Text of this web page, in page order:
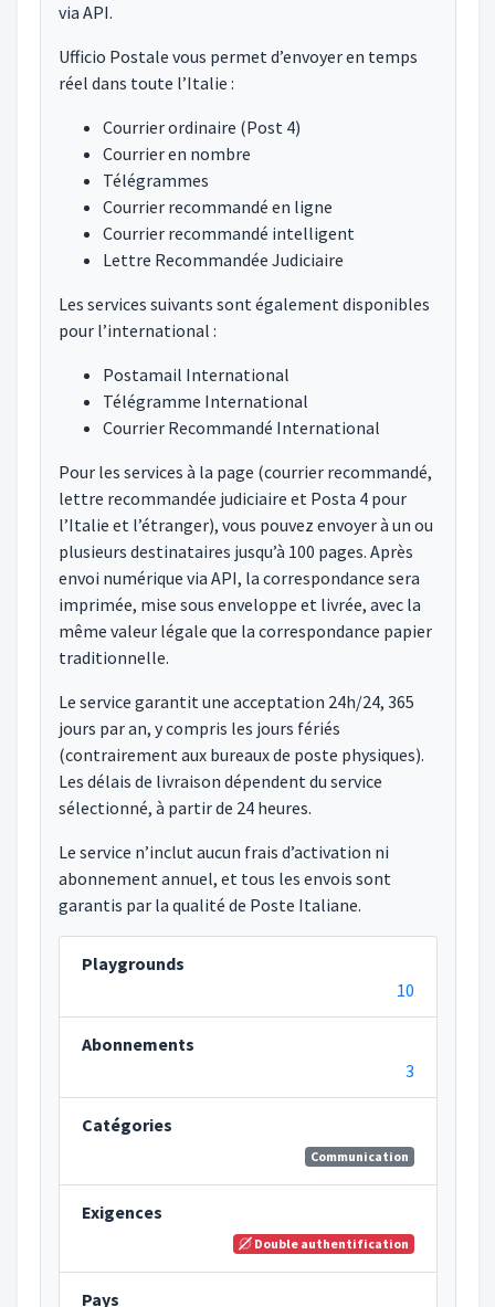
via API.
Ufficio Postale vous permet d’envoyer en temps
réel dans toute l’Italie :
Courrier ordinaire (Post 4)
Courrier en nombre
Télégrammes
Courrier recommandé en ligne
Courrier recommandé intelligent
Lettre Recommandée Judiciaire
Les services suivants sont également disponibles
pour l’international :
Postamail International
Télégramme International
Courrier Recommandé International
Pour les services à la page (courrier recommandé,
lettre recommandée judiciaire et Posta 4 pour
l’Italie et l’étranger), vous pouvez envoyer à un ou
plusieurs destinataires jusqu’à 100 pages. Après
envoi numérique via API, la correspondance sera
imprimée, mise sous enveloppe et livrée, avec la
même valeur légale que la correspondance papier
traditionnelle.
Le service garantit une acceptation 24h/24, 365
jours par an, y compris les jours fériés
(contrairement aux bureaux de poste physiques).
Les délais de livraison dépendent du service
sélectionné, à partir de 24 heures.
Le service n’inclut aucun frais d’activation ni
abonnement annuel, et tous les envois sont
garantis par la qualité de Poste Italiane.
Playgrounds
10
Abonnements
3
Catégories
Communication
Exigences
Double authentification
Pays